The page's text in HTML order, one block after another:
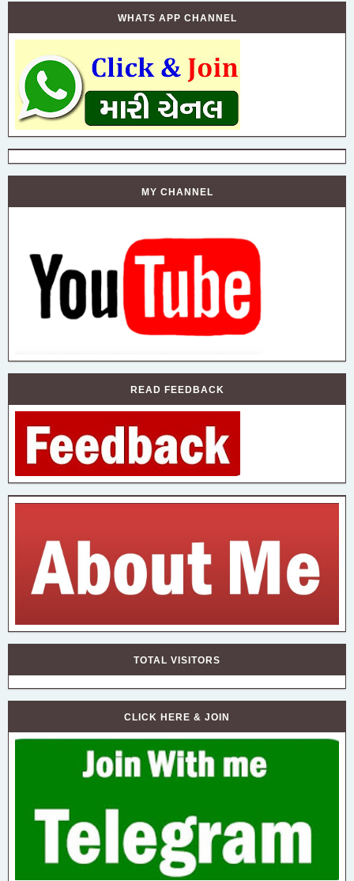
WHATS APP CHANNEL
MY CHANNEL
READ FEEDBACK
TOTAL VISITORS
CLICK HERE & JOIN